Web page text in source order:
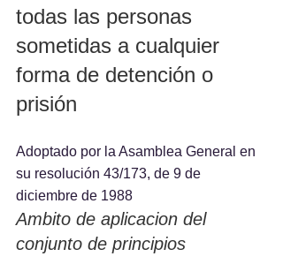
todas las personas
sometidas a cualquier
forma de detención o
prisión
Adoptado por la Asamblea General en
su resolución 43/173, de 9 de
diciembre de 1988
Ambito de aplicacion del
conjunto de principios